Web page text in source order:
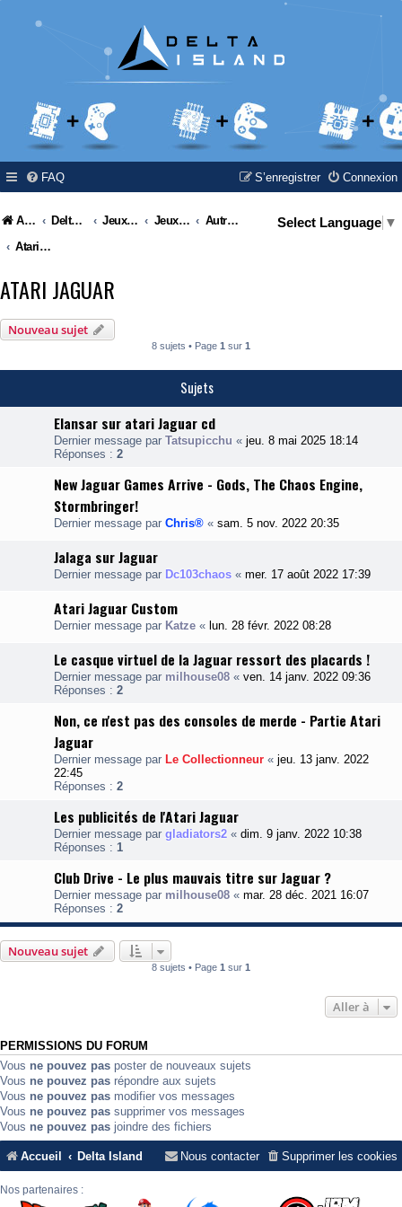
FAQ Connexion
S’enregistrer
Accueil Delta Island Jeux Video Jeux Vidéo & Retrogaming
Autres constructeurs
Atari Jaguar
Select Language ▼
ATARI JAGUAR
Nouveau sujet
8 sujets • Page 1 sur 1
Sujets
Elansar sur atari Jaguar cd
Dernier message par Tatsupicchu « jeu. 8 mai 2025 18:14
Réponses : 2
New Jaguar Games Arrive - Gods, The Chaos Engine,
Stormbringer!
Dernier message par Chris® « sam. 5 nov. 2022 20:35
Jalaga sur Jaguar
Dernier message par Dc103chaos « mer. 17 août 2022 17:39
Atari Jaguar Custom
Dernier message par Katze « lun. 28 févr. 2022 08:28
Le casque virtuel de la Jaguar ressort des placards !
Dernier message par milhouse08 « ven. 14 janv. 2022 09:36
Réponses : 2
Non, ce n'est pas des consoles de merde - Partie Atari
Jaguar
Dernier message par Le Collectionneur « jeu. 13 janv. 2022
22:45
Réponses : 2
Les publicités de l'Atari Jaguar
Dernier message par gladiators2 « dim. 9 janv. 2022 10:38
Réponses : 1
Club Drive - Le plus mauvais titre sur Jaguar ?
Dernier message par milhouse08 « mar. 28 déc. 2021 16:07
Réponses : 2
Nouveau sujet
8 sujets • Page 1 sur 1
Aller à
PERMISSIONS DU FORUM
Vous ne pouvez pas poster de nouveaux sujets
Vous ne pouvez pas répondre aux sujets
Vous ne pouvez pas modifier vos messages
Vous ne pouvez pas supprimer vos messages
Vous ne pouvez pas joindre des fichiers
Accueil Delta Island Supprimer les cookies
Nous contacter
Nos partenaires :